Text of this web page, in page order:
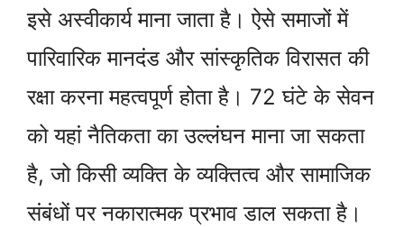
इसे अस्वीकार्य माना जाता है। ऐसे समाजों में
पारिवारिक मानदंड और सांस्कृतिक विरासत की
रक्षा करना महत्वपूर्ण होता है। 72 घंटे के सेवन
को यहां नैतिकता का उल्लंघन माना जा सकता
है, जो किसी व्यक्ति के व्यक्तित्व और सामाजिक
संबंधों पर नकारात्मक प्रभाव डाल सकता है।